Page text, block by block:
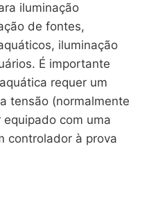
iluminação
de fontes,
iluminação
É importante
requer um
tensão (normalmente
equipado com uma
controlador à prova